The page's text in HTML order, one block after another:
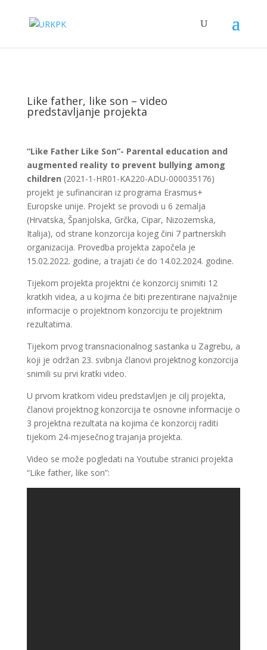
Like father, like son – video
predstavljanje projekta
“Like Father Like Son”- Parental education and
augmented reality to prevent bullying among
children (2021-1-HR01-KA220-ADU-000035176)
projekt je sufinanciran iz programa Erasmus+
Europske unije. Projekt se provodi u 6 zemalja
(Hrvatska, Španjolska, Grčka, Cipar, Nizozemska,
Italija), od strane konzorcija kojeg čini 7 partnerskih
organizacija. Provedba projekta započela je
15.02.2022. godine, a trajati će do 14.02.2024. godine.
Tijekom projekta projektni će konzorcij snimiti 12
kratkih videa, a u kojima će biti prezentirane najvažnije
informacije o projektnom konzorciju te projektnim
rezultatima.
Tijekom prvog transnacionalnog sastanka u Zagrebu, a
koji je održan 23. svibnja članovi projektnog konzorcija
snimili su prvi kratki video.
U prvom kratkom videu predstavljen je cilj projekta,
članovi projektnog konzorcija te osnovne informacije o
3 projektna rezultata na kojima će konzorcij raditi
tijekom 24-mjesečnog trajanja projekta.
Video se može pogledati na Youtube stranici projekta
“Like father, like son”: